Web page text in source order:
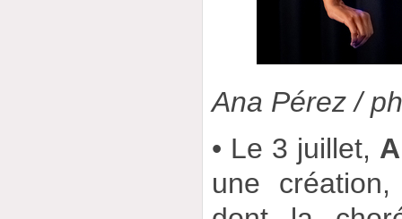
Ana Pérez /
• Le 3 juillet,
une